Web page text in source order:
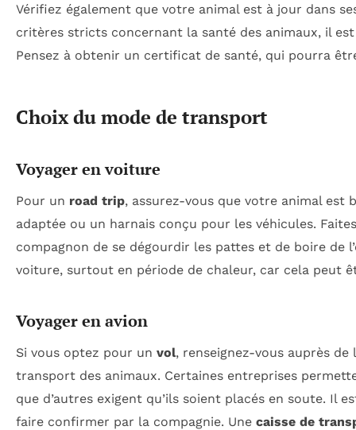
Vérifiez également que votre animal est à jour dans
critères stricts concernant la santé des animaux, il
Pensez à obtenir un certificat de santé, qui pourra
Choix du mode de transport
Voyager en voiture
Pour un road trip, assurez-vous que votre animal est
adaptée ou un harnais conçu pour les véhicules.
compagnon de se dégourdir les pattes et de boire de
voiture, surtout en période de chaleur, car cela peut
Voyager en avion
Si vous optez pour un vol, renseignez-vous auprès
transport des animaux. Certaines entreprises
que d’autres exigent qu’ils soient placés en soute. Il
faire confirmer par la compagnie. Une caisse de